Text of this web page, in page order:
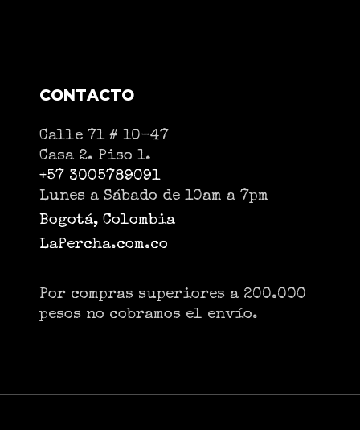
CONTACTO
Calle 71 # 10-47
Casa 2. Piso 1.
+57 3005789091
Lunes a Sábado de 10am a 7pm
Bogotá, Colombia
LaPercha.com.co
Por compras superiores a 200.000
pesos no cobramos el envío.